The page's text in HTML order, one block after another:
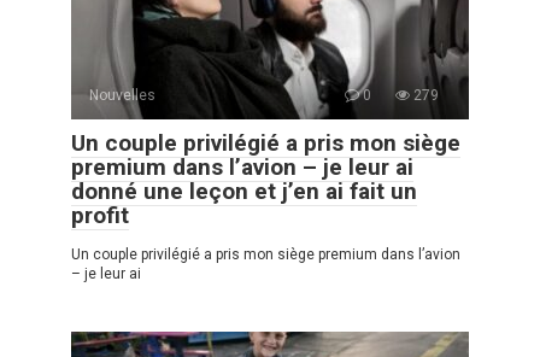
Nouvelles 0 279
Un couple privilégié a pris mon siège
premium dans l’avion – je leur ai
donné une leçon et j’en ai fait un
profit
Un couple privilégié a pris mon siège premium dans l’avion
– je leur ai